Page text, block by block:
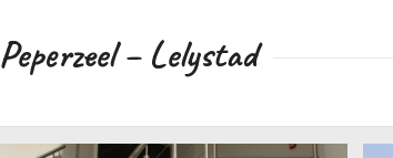
Peperzeel – Lelystad